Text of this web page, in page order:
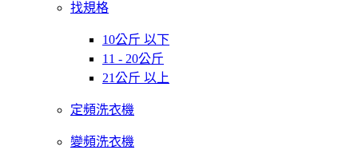
找規格
10公斤 以下
11 - 20公斤
21公斤 以上
定頻洗衣機
變頻洗衣機